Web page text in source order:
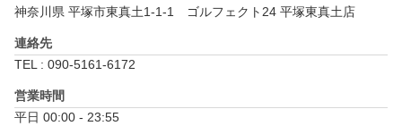
神奈川県 平塚市東真土1-1-1　ゴルフェクト24 平塚東真土店
連絡先
TEL : 090-5161-6172
営業時間
平日 00:00 - 23:55